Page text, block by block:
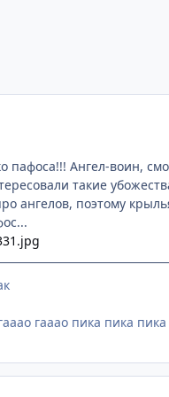
пафоса!!! Ангел-воин,
такие
ангелов, поэтому
гааао пика пика пика